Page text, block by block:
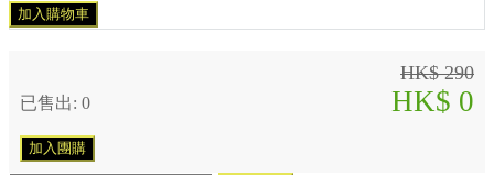
加入購物車
HK$ 290
已售出: 0 HK$ 0
加入團購